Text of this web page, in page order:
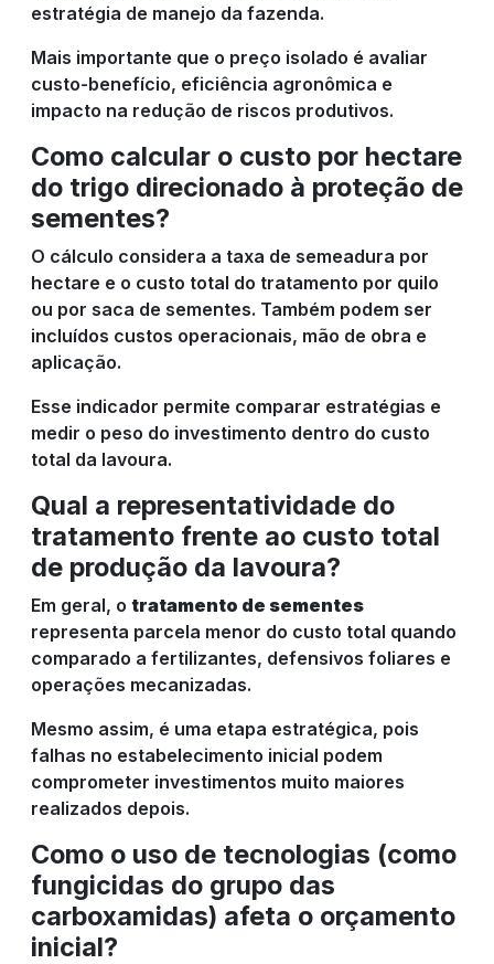
estratégia de manejo da fazenda.
Mais importante que o preço isolado é avaliar
custo-benefício, eficiência agronômica e
impacto na redução de riscos produtivos.
Como calcular o custo por hectare
do trigo direcionado à proteção de
sementes?
O cálculo considera a taxa de semeadura por
hectare e o custo total do tratamento por quilo
ou por saca de sementes. Também podem ser
incluídos custos operacionais, mão de obra e
aplicação.
Esse indicador permite comparar estratégias e
medir o peso do investimento dentro do custo
total da lavoura.
Qual a representatividade do
tratamento frente ao custo total
de produção da lavoura?
Em geral, o tratamento de sementes
representa parcela menor do custo total quando
comparado a fertilizantes, defensivos foliares e
operações mecanizadas.
Mesmo assim, é uma etapa estratégica, pois
falhas no estabelecimento inicial podem
comprometer investimentos muito maiores
realizados depois.
Como o uso de tecnologias (como
fungicidas do grupo das
carboxamidas) afeta o orçamento
inicial?